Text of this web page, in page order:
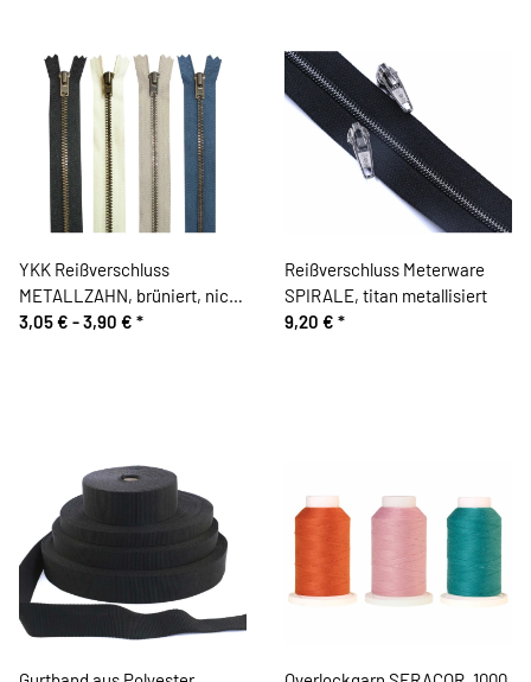
YKK Reißverschluss
METALLZAHN, brüniert, nicht
teilbar
3,05 € -3,90 € *
Reißverschluss Meterware
SPIRALE, titan metallisiert
9,20 € *